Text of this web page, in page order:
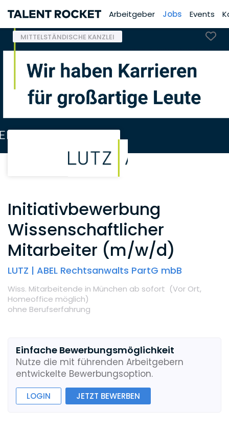
Arbeitgeber Jobs Events
MITTELSTÄNDISCHE KANZLEI
Initiativbewerbung
Wissenschaftlicher
Mitarbeiter (m/w/d)
LUTZ | ABEL Rechtsanwalts PartG mbB
Wiss. Mitarbeitende in München ab sofort (Vor Ort,
Homeoffice möglich)
ohne Berufserfahrung
Einfache Bewerbungsmöglichkeit
Nutze die mit führenden Arbeitgebern
entwickelte Bewerbungsoption.
LOGIN JETZT BEWERBEN